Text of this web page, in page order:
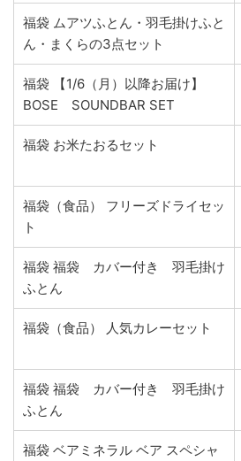
福袋 ムアツふとん・羽毛掛けふと
ん・まくらの3点セット
福袋 【1/6（月）以降お届け】
BOSE SOUNDBAR SET
福袋 お米たおるセット
福袋（食品） フリーズドライセッ
ト
福袋 福袋 カバー付き 羽毛掛け
ふとん
福袋（食品） 人気カレーセット
福袋 福袋 カバー付き 羽毛掛け
ふとん
福袋 ベアミネラル ベア スペシャ